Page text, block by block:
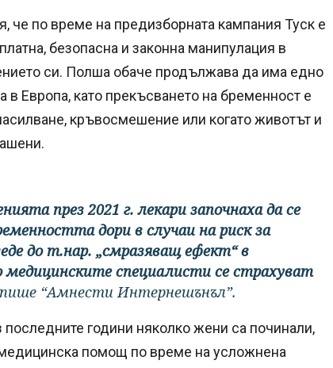
че по време на предизборната кампания Туск е
безопасна и законна манипулация в
си. Полша обаче продължава да има едно
в Европа, като прекъсването на бременност е
кръвосмешение или когато животът и
през 2021 г. лекари започнаха да се
дори в случаи на риск за
до т.нар. „смразяващ ефект“ в
специалисти се страхуват
пише “Амнести Интернешънъл”.
години няколко жени са починали,
помощ по време на усложнена